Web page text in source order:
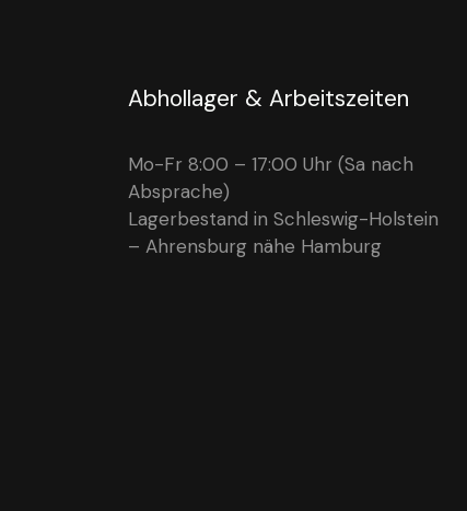
Abhollager & Arbeitszeiten
Mo-Fr 8:00 – 17:00 Uhr (Sa nach
Absprache)
Lagerbestand in Schleswig-Holstein
– Ahrensburg nähe Hamburg